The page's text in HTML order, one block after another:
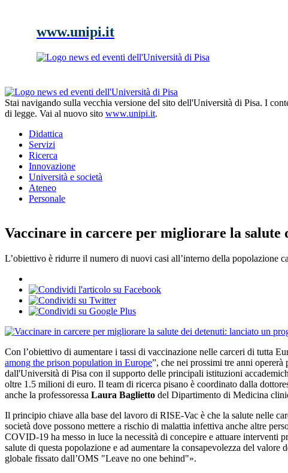
www.unipi.it
Stai navigando sulla vecchia versione del sito dell'Università di Pisa. I
di legge. Vai al nuovo sito www.unipi.it.
Didattica
Servizi
Ricerca
Innovazione
Università e società
Ateneo
Personale
Vaccinare in carcere per migliorare la
L’obiettivo è ridurre il numero di nuovi casi all’interno della popolazione
Con l’obiettivo di aumentare i tassi di vaccinazione nelle carceri di tutta
among the prison population in Europe”, che nei prossimi tre anni
dall'Università di Pisa con il supporto delle principali istituzioni
oltre 1.5 milioni di euro. Il team di ricerca pisano è coordinato dalla
anche la professoressa Laura Baglietto del Dipartimento di Medicina
Il principio chiave alla base del lavoro di RISE-Vac è che la salute nelle
società dove possono mettere a rischio di malattia infettiva anche altre
COVID-19 ha messo in luce la necessità di concepire e attuare interventi
salute di questa popolazione e ad aumentare la consapevolezza del
globale fissato dall’OMS "Leave no one behind"».